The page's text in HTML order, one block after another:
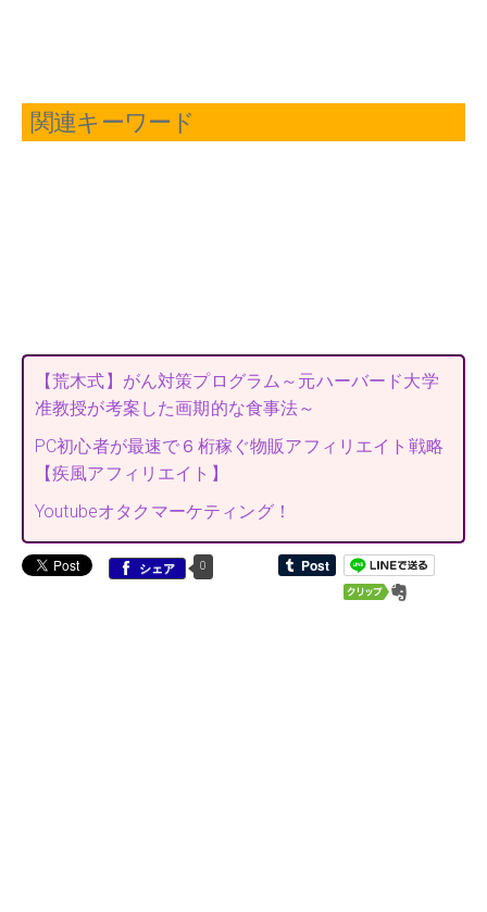
関連キーワード
【荒木式】がん対策プログラム～元ハーバード大学
准教授が考案した画期的な食事法～
PC初心者が最速で６桁稼ぐ物販アフィリエイト戦略
【疾風アフィリエイト】
Youtubeオタクマーケティング！
シェア 0